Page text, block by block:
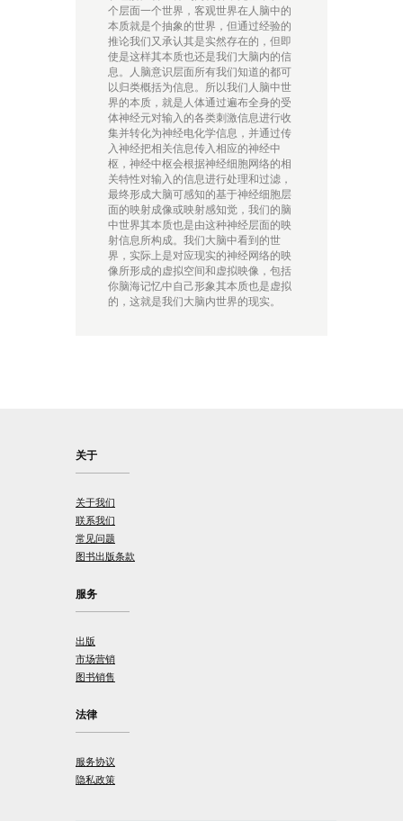
个层面一个世界，客观世界在人脑中的
本质就是个抽象的世界，但通过经验的
推论我们又承认其是实然存在的，但即
使是这样其本质也还是我们大脑内的信
息。人脑意识层面所有我们知道的都可
以归类概括为信息。所以我们人脑中世
界的本质，就是人体通过遍布全身的受
体神经元对输入的各类刺激信息进行收
集并转化为神经电化学信息，并通过传
入神经把相关信息传入相应的神经中
枢，神经中枢会根据神经细胞网络的相
关特性对输入的信息进行处理和过滤，
最终形成大脑可感知的基于神经细胞层
面的映射成像或映射感知觉，我们的脑
中世界其本质也是由这种神经层面的映
射信息所构成。我们大脑中看到的世
界，实际上是对应现实的神经网络的映
像所形成的虚拟空间和虚拟映像，包括
你脑海记忆中自己形象其本质也是虚拟
的，这就是我们大脑内世界的现实。
关于
关于我们
联系我们
常见问题
图书出版条款
服务
出版
市场营销
图书销售
法律
服务协议
隐私政策